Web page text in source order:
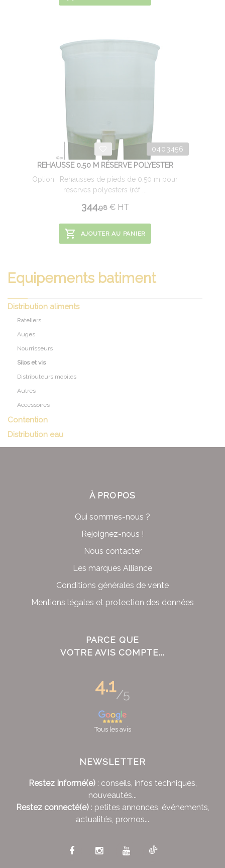
0403456
REHAUSSE 0.50 M RÉSERVE POLYESTER
Option : Rehausses de pieds de 0.50 m pour
réserves polyesters (réf ...
344.98 €HT
AJOUTER AU PANIER
Equipements batiment
Distribution aliments
Rateliers
Auges
Nourrisseurs
Silos et vis
Distributeurs mobiles
Autres
Accessoires
Contention
Distribution eau
À PROPOS
Qui sommes-nous ?
Rejoignez-nous !
Nous contacter
Les marques Alliance
Conditions générales de vente
Mentions légales et protection des données
PARCE QUE
VOTRE AVIS COMPTE...
4.1/5
Tous les avis
NEWSLETTER
Restez Informé(e): conseils, infos techniques,
nouveautés...
Restez connecté(e): petites annonces, événements,
actualités, promos...